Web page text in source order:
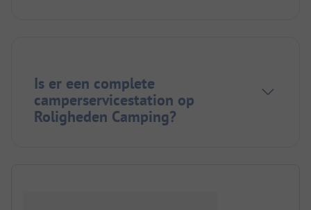
Is er een complete
camperservicestation op
Roligheden Camping?